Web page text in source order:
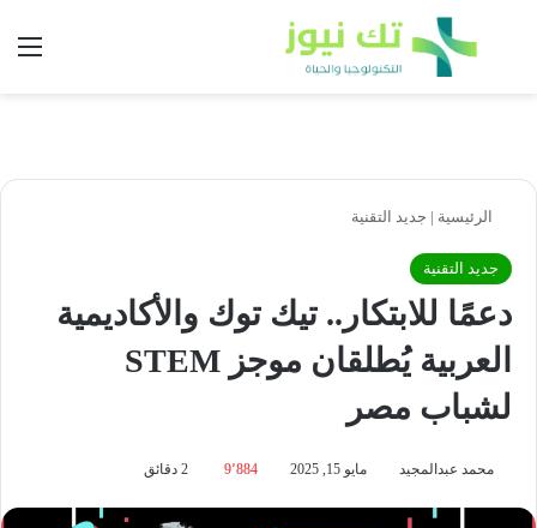
بحث عن
الرئيسية | جديد التقنية
جديد التقنية
دعمًا للابتكار.. تيك توك والأكاديمية
العربية يُطلقان موجز STEM
لشباب مصر
محمد عبدالمجيد مايو 15, 2025 9٬884